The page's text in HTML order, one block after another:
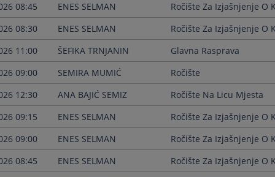
08:45 ENES SELMAN
Ročište Za Izjašnjenje O
08:30 ENES SELMAN
Ročište Za Izjašnjenje O
11:00 ŠEFIKA TRNJANIN
Glavna Rasprava
09:00 SEMIRA MUMIĆ
Ročište
12:30 ANA BAJIĆ SEMIZ
Ročište Na Licu Mjesta
09:15 ENES SELMAN
Ročište Za Izjašnjenje O
09:00 ENES SELMAN
Ročište Za Izjašnjenje O
08:45 ENES SELMAN
Ročište Za Izjašnjenje O